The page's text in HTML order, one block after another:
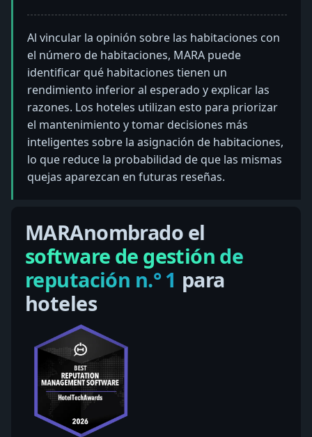
Al vincular la opinión sobre las habitaciones con
el número de habitaciones, MARA puede
identificar qué habitaciones tienen un
rendimiento inferior al esperado y explicar las
razones. Los hoteles utilizan esto para priorizar
el mantenimiento y tomar decisiones más
inteligentes sobre la asignación de habitaciones,
lo que reduce la probabilidad de que las mismas
quejas aparezcan en futuras reseñas.
MARAnombrado el
software de gestión de
reputación n.° 1 para
hoteles